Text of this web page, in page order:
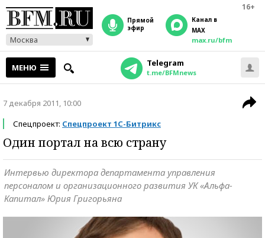
16+
Москва
прямой
эфир
Канал в
MAX
max.ru/bfm
МЕНЮ Telegram
t.me/BFMnews
7 декабря 2011, 10:00
Спецпроект: Спецпроект 1С-Битрикс
Один портал на всю страну
Интервью директора департамента управления
персоналом и организационного развития УК «Альфа-
Капитал» Юрия Григорьяна